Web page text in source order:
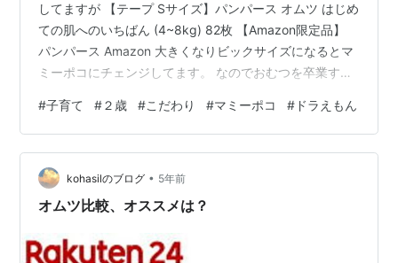
してますが 【テープ Sサイズ】パンパース オムツ はじめ
ての肌へのいちばん (4~8kg) 82枚 【Amazon限定品】
パンパース Amazon 大きくなりビックサイズになるとマ
ミーポコにチェンジしてます。 なのでおむつを卒業する
ビッグサイズ】マミーポコパンツ ドラえもん オムツ
(12~22kg)144枚(36枚×4) [ケース品] 【Amazon.co.jp限
定】 マミーポコ Amazon ドラえもんのパンツを着用して
います。 ですが、時間帯が合わずドラえもんを全然見て
ないんです…
#子育て #２歳 #こだわり #マミーポコ # ドラえもん
kohasilのブログ • 5年前
オムツ比較、オススメは？